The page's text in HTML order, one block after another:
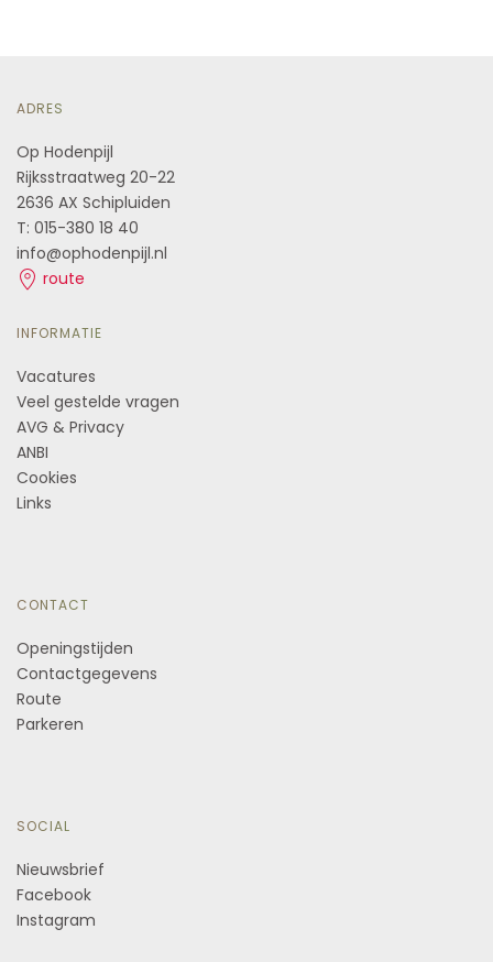
ADRES
Op Hodenpijl
Rijksstraatweg 20-22
2636 AX Schipluiden
T: 015-380 18 40
info@ophodenpijl.nl
route
INFORMATIE
Vacatures
Veel gestelde vragen
AVG & Privacy
ANBI
Cookies
Links
CONTACT
Openingstijden
Contactgegevens
Route
Parkeren
SOCIAL
Nieuwsbrief
Facebook
Instagram